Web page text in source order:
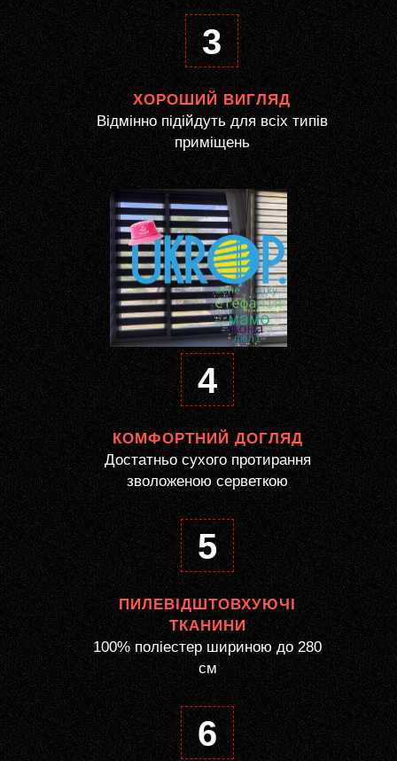
3
ХОРОШИЙ ВИГЛЯД
Відмінно підійдуть для всіх типів
приміщень
4
КОМФОРТНИЙ ДОГЛЯД
Достатньо сухого протирання
зволоженою серветкою
5
ПИЛЕВІДШТОВХУЮЧІ
ТКАНИНИ
100% поліестер шириною до 280
см
6